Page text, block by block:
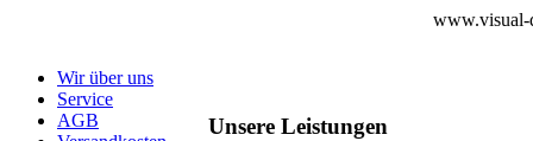
www.visual-
Wir über uns
Service
AGB
Unsere Leistungen